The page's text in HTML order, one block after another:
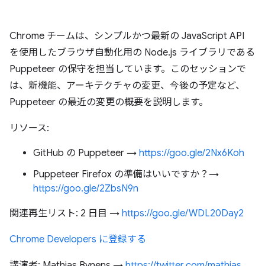
Chrome チームは、シンプルかつ最新の JavaScript API
を使用したブラウザ自動化用の Node.js ライブラリである
Puppeteer の保守を担当しています。このセッションで
は、新機能、アーキテクチャの変更、今後の予定など、
Puppeteer の最近の変更の概要を説明します。
リソース:
GitHub の Puppeteer → https://goo.gle/2Nx6Koh
Puppeteer Firefox の準備はいいですか？→
https://goo.gle/2ZbsN9n
関連再生リスト: 2 日目 → https://goo.gle/WDL20Day2
Chrome Developers に登録する